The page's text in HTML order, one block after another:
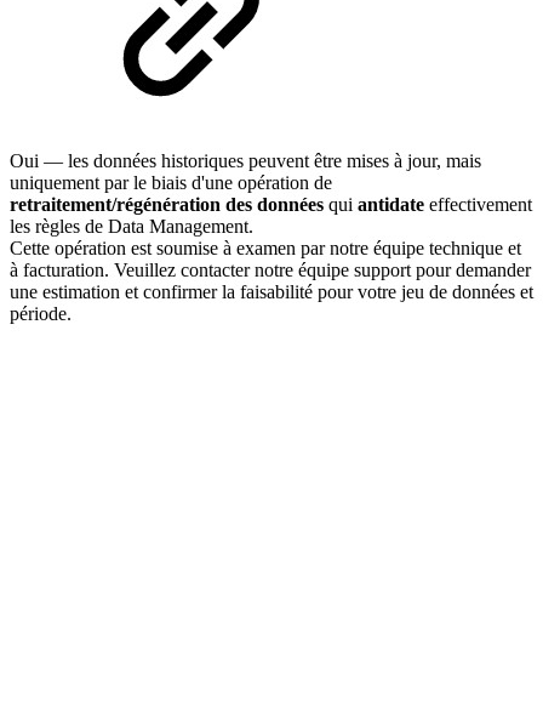
Oui — les données historiques peuvent être mises à jour, mais
uniquement par le biais d'une opération de
retraitement/régénération des données qui antidate effectivement
les règles de Data Management.
Cette opération est soumise à examen par notre équipe technique et
à facturation. Veuillez contacter notre équipe support pour demander
une estimation et confirmer la faisabilité pour votre jeu de données et
période.